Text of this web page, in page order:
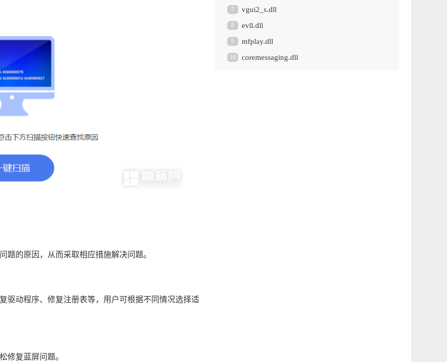
题的原因，从而采取相应措施解决问题。
驱动程序、修复注册表等，用户可根据不同情况选择适
修复蓝屏问题。
7 vgui2_s.dll
8 evll.dll
9 mfplay.dll
10 coremessaging.dll